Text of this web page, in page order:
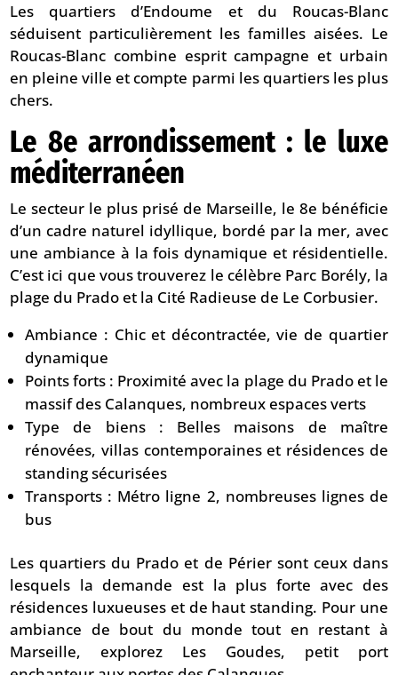
Les quartiers d’Endoume et du Roucas-Blanc
séduisent particulièrement les familles aisées. Le
Roucas-Blanc combine esprit campagne et urbain
en pleine ville et compte parmi les quartiers les plus
chers.
Le 8e arrondissement : le luxe
méditerranéen
Le secteur le plus prisé de Marseille, le 8e bénéficie
d’un cadre naturel idyllique, bordé par la mer, avec
une ambiance à la fois dynamique et résidentielle.
C’est ici que vous trouverez le célèbre Parc Borély, la
plage du Prado et la Cité Radieuse de Le Corbusier.
Ambiance : Chic et décontractée, vie de quartier
dynamique
Points forts : Proximité avec la plage du Prado et le
massif des Calanques, nombreux espaces verts
Type de biens : Belles maisons de maître
rénovées, villas contemporaines et résidences de
standing sécurisées
Transports : Métro ligne 2, nombreuses lignes de
bus
Les quartiers du Prado et de Périer sont ceux dans
lesquels la demande est la plus forte avec des
résidences luxueuses et de haut standing. Pour une
ambiance de bout du monde tout en restant à
Marseille, explorez Les Goudes, petit port